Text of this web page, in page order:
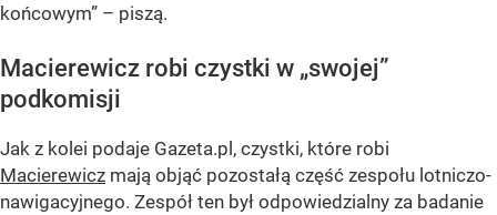
końcowym” – piszą.
Macierewicz robi czystki w „swojej”
podkomisji
Jak z kolei podaje Gazeta.pl, czystki, które robi
Macierewicz mają objąć pozostałą część zespołu lotniczo-
nawigacyjnego. Zespół ten był odpowiedzialny za badanie